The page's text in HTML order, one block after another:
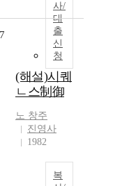
사/
대
출
신
청
7
(해설)시퀘
ㄴ스制御
노 창주
진영사
1982
복